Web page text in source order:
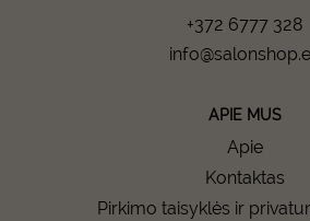
+372 6777 328
APIE MUS
Apie
Kontaktas
Pirkimo taisyklės ir